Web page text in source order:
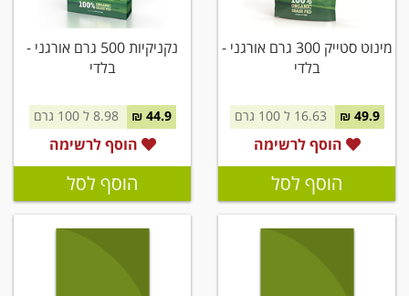
מינוט סטייק 300 גרם אורגני -
בלדי
49.9 ₪
הוסף לרשימה
הוסף לסל
נקניקיות 500 גרם אורגני -
בלדי
44.9 ₪ 8.98 ל 100 גרם
הוסף לרשימה
הוסף לסל